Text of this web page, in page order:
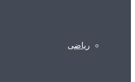
ریاضی